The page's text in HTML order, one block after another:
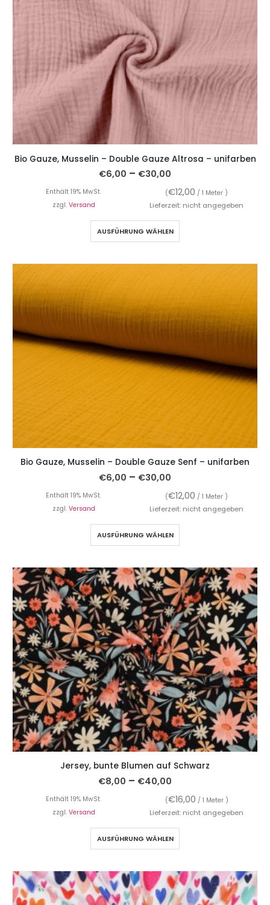
Bio Gauze, Musselin – Double Gauze Altrosa – unifarben
€6,00 – €30,00
Enthält 19% MwSt. (€12,00 / 1 Meter )
zzgl. Versand Lieferzeit: nicht angegeben
AUSFÜHRUNG WÄHLEN
Bio Gauze, Musselin – Double Gauze Senf – unifarben
€6,00 – €30,00
Enthält 19% MwSt. (€12,00 / 1 Meter )
zzgl. Versand Lieferzeit: nicht angegeben
AUSFÜHRUNG WÄHLEN
Jersey, bunte Blumen auf Schwarz
€8,00 – €40,00
Enthält 19% MwSt. (€16,00 / 1 Meter )
zzgl. Versand Lieferzeit: nicht angegeben
AUSFÜHRUNG WÄHLEN